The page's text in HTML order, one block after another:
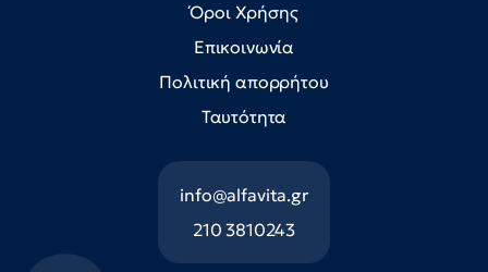
Όροι Χρήσης
Επικοινωνία
Πολιτική απορρήτου
Ταυτότητα
info@alfavita.gr
210 3810243